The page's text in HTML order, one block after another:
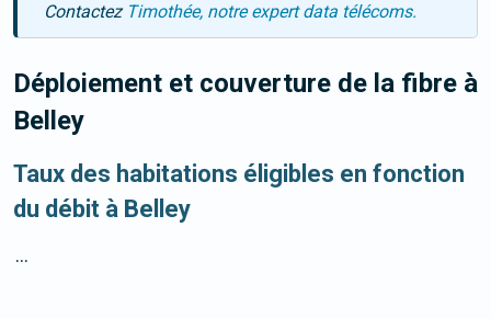
Contactez Timothée, notre expert data télécoms.
Déploiement et couverture de la fibre à
Belley
Taux des habitations éligibles en fonction
du débit à Belley
...